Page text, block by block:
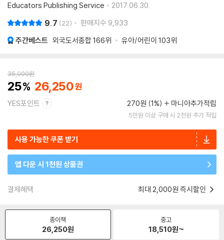
Educators Publishing Service
2017.06.30.
9.7 22 판매지수 9,933
주간베스트 외국도서종합 166위 유아/어린이 103위
35,000원
25 26,250
YES포인트 270원 (1%) 마니아추가적립
5만원 이상 구매 시 2천원 추가 적립
사용 가능한 쿠폰 받기
앱 다운 시 1천원 상품권
결제혜택 최대 2,000원 즉시할인
종이책
26,250원
중고
18,510원~